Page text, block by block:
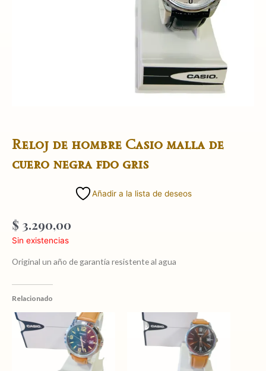
Reloj de hombre Casio malla de
cuero negra fdo gris
Añadir a la lista de deseos
$ 3.290,00
Sin existencias
Original un año de garantía resistente al agua
Relacionado